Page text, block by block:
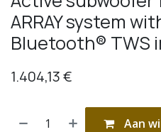
ARRAY system
Bluetooth® TWS
1.404,13€
Aan